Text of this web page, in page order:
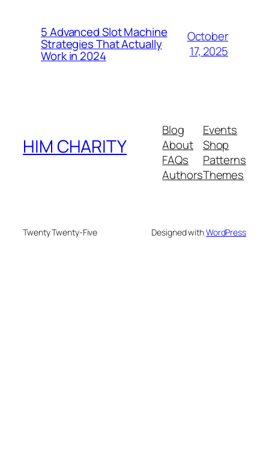
5 Advanced Slot Machine
Strategies That Actually
Work in 2024
October
17, 2025
HIM CHARITY
Blog
About
FAQs
Authors
Events
Shop
Patterns
Themes
Twenty Twenty-Five Designed withWordPress